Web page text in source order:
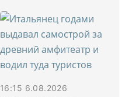
16:15 6.08.2026